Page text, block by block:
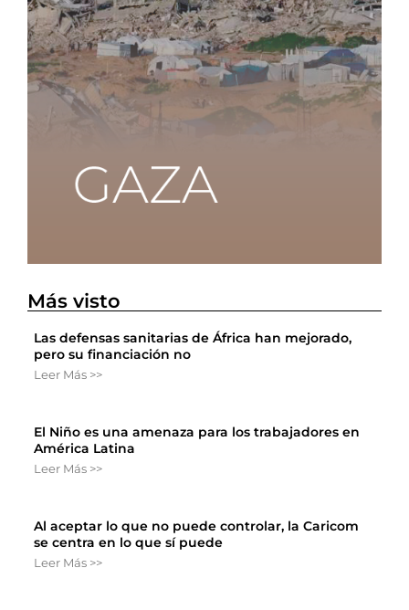
Más visto
Las defensas sanitarias de África han mejorado,
pero su financiación no
Leer Más >>
El Niño es una amenaza para los trabajadores en
América Latina
Leer Más >>
Al aceptar lo que no puede controlar, la Caricom
se centra en lo que sí puede
Leer Más >>